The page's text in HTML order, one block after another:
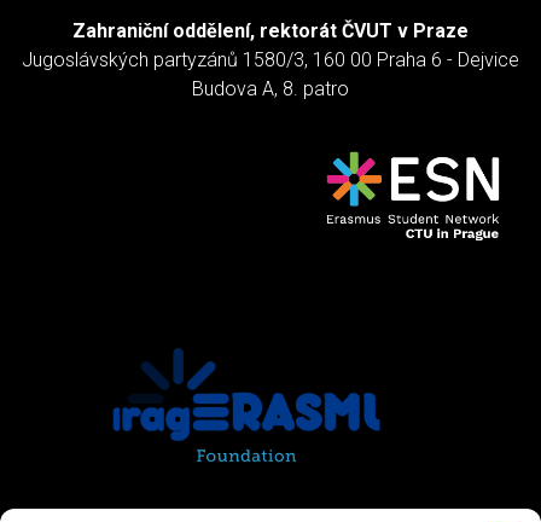
Zahraniční oddělení, rektorát ČVUT v Praze
Jugoslávských partyzánů 1580/3, 160 00 Praha 6 - Dejvice
Budova A, 8. patro